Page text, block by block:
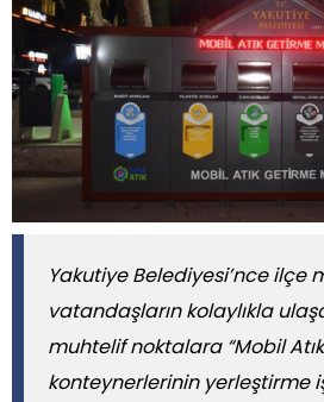
Yakutiye Belediyesi’nce ilçe
vatandaşların kolaylıkla
muhtelif noktalara “Mobil
konteynerlerinin yerleştirme